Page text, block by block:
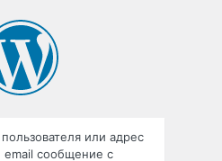
или адрес
email сообщение с